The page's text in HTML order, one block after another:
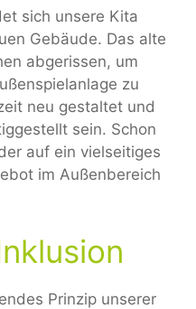
sich unsere Kita
Gebäude. Das alte
abgerissen, um
zu
neu gestaltet und
sein. Schon
auf ein vielseitiges
im Außenbereich
Prinzip unserer